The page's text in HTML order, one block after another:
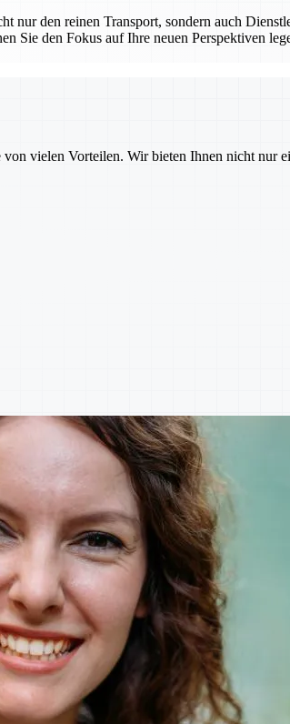
nur den reinen Transport, sondern auch
Sie den Fokus auf Ihre neuen Perspektiven
vielen Vorteilen. Wir bieten Ihnen nicht